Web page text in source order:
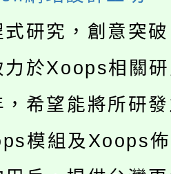
學生輔導中心
商輔導、社會
報名參加。
期間理賠案件
審查程序及
人才培育課程
115學年度第
師甄選結果(
融保險知識
式研究，創意突
力於Xoops相關
，希望能將所研
模組及Xoops